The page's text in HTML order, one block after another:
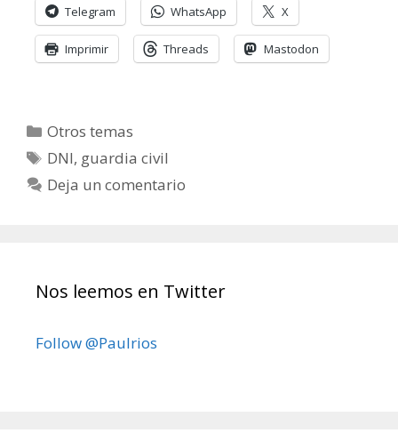
Telegram WhatsApp X
Imprimir Threads Mastodon
Categorías
Otros temas
Etiquetas
DNI, guardia civil
Deja un comentario
Nos leemos en Twitter
Follow @Paulrios